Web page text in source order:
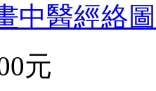
中醫經絡
元